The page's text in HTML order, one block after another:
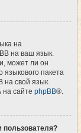
на
на ваш язык.
может ли он
языкового пакета
на свой язык.
сайте phpBB®.